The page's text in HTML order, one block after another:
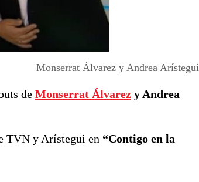
Monserrat Álvarez y Andrea Arístegui
de Monserrat Álvarez y Andrea
TVN y Arístegui en “Contigo en la